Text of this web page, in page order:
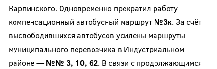
Карпинского. Одновременно прекратил работу
компенсационный автобусный маршрут №3к. За счёт
высвободившихся автобусов усилены маршруты
муниципального перевозчика в Индустриальном
районе — №№ 3, 10, 62. В связи с продолжающимся